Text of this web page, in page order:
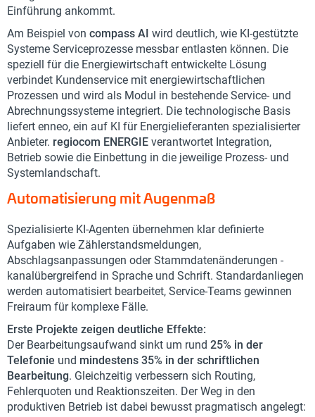
Einführung ankommt.
Am Beispiel von compass AI wird deutlich, wie KI-gestützte
Systeme Serviceprozesse messbar entlasten können. Die
speziell für die Energiewirtschaft entwickelte Lösung
verbindet Kundenservice mit energiewirtschaftlichen
Prozessen und wird als Modul in bestehende Service- und
Abrechnungssysteme integriert. Die technologische Basis
liefert enneo, ein auf KI für Energielieferanten spezialisierter
Anbieter. regiocom ENERGIE verantwortet Integration,
Betrieb sowie die Einbettung in die jeweilige Prozess- und
Systemlandschaft.
Automatisierung mit Augenmaß
Spezialisierte KI-Agenten übernehmen klar definierte
Aufgaben wie Zählerstandsmeldungen,
Abschlagsanpassungen oder Stammdatenänderungen -
kanalübergreifend in Sprache und Schrift. Standardanliegen
werden automatisiert bearbeitet, Service-Teams gewinnen
Freiraum für komplexe Fälle.
Erste Projekte zeigen deutliche Effekte:
Der Bearbeitungsaufwand sinkt um rund 25% in der
Telefonie und mindestens 35% in der schriftlichen
Bearbeitung. Gleichzeitig verbessern sich Routing,
Fehlerquoten und Reaktionszeiten. Der Weg in den
produktiven Betrieb ist dabei bewusst pragmatisch angelegt: